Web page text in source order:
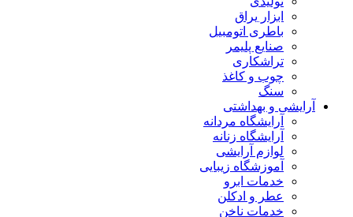
ابزار یراق
باطری اتومبیل
صنایع پلیمر
تراشکاری
چوب و کاغذ
سنگ
آرایشی و بهداشتی
آرایشگاه مردانه
آرایشگاه زنانه
لوازم آرایشی
آموزشگاه زیبایی
خدمات ابرو
عطر و ادکلن
خدمات ناخن